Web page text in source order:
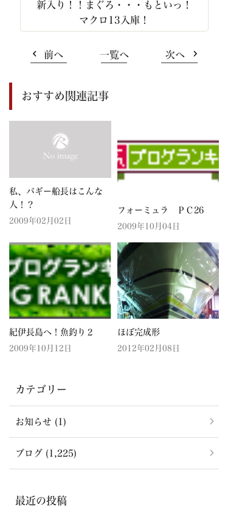
新入り！！まぐろ・・・もといっ！
マクロ13入庫！
前へ 一覧へ 次へ
おすすめ関連記事
私、バギー船長はこんな
人！？
2009年02月02日
フォーミュラ ＰＣ26
2009年10月04日
紀伊長島へ！魚釣り２
2009年10月12日
ほぼ完成形
2012年02月08日
カテゴリー
お知らせ (1)
ブログ (1,225)
最近の投稿